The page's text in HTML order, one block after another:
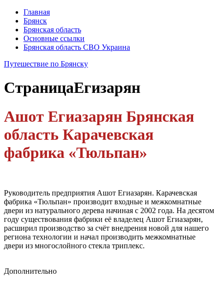
Главная
Брянск
Брянская область
Основные ссылки
Брянская область СВО Украина
Путешествие по Брянску
СтраницаЕгизарян
Ашот Егиазарян Брянская
область Карачевская
фабрика «Тюльпан»
Руководитель предприятия Ашот Егиазарян. Карачевская
фабрика «Тюльпан» производит входные и межкомнатные
двери из натурального дерева начиная с 2002 года. На десятом
году существования фабрики её владелец Ашот Егиазарян,
расширил производство за счёт внедрения новой для нашего
региона технологии и начал производить межкомнатные
двери из многослойного стекла триплекс.
Дополнительно